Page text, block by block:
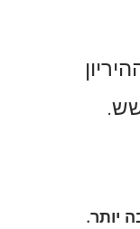
יותר.